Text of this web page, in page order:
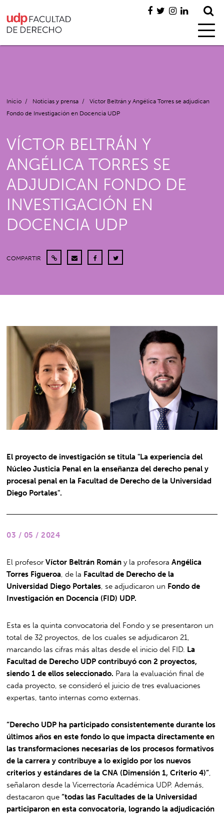
Inicio / Noticias y prensa /
Víctor Beltrán y Angélica Torres se adjudican
Fondo de Investigación en Docencia UDP
VÍCTOR BELTRÁN Y
ANGÉLICA TORRES SE
ADJUDICAN FONDO DE
INVESTIGACIÓN EN
DOCENCIA UDP
COMPARTIR
El proyecto de investigación se titula "La experiencia del
Núcleo Justicia Penal en la enseñanza del derecho penal y
procesal penal en la Facultad de Derecho de la Universidad
Diego Portales".
03 / 05 / 2024
El profesor Víctor Beltrán Román y la profesoraAngélica
Torres Figueroa , de la Facultad de Derecho de la
Universidad Diego Portales , se adjudicaron un Fondo de
Investigación en Docencia (FID) UDP.
Esta es la quinta convocatoria del Fondo y se presentaron un
total de 32 proyectos, de los cuales se adjudicaron 21,
marcando las cifras más altas desde el inicio del FID. La
Facultad de Derecho UDP contribuyó con 2 proyectos,
siendo 1 de ellos seleccionado. Para la evaluación final de
cada proyecto, se consideró el juicio de tres evaluaciones
expertas, tanto internas como externas.
“Derecho UDP ha participado consistentemente durante los
últimos años en este fondo lo que impacta directamente en
las transformaciones necesarias de los procesos formativos
de la carrera y contribuye a lo exigido por los nuevos
criterios y estándares de la CNA (Dimensión 1, Criterio 4)”
señalaron desde la Vicerrectoría Académica UDP. Además,
destacaron que“todas las Facultades de la Universidad
participaron en esta convocatoria, logrando la adjudicación